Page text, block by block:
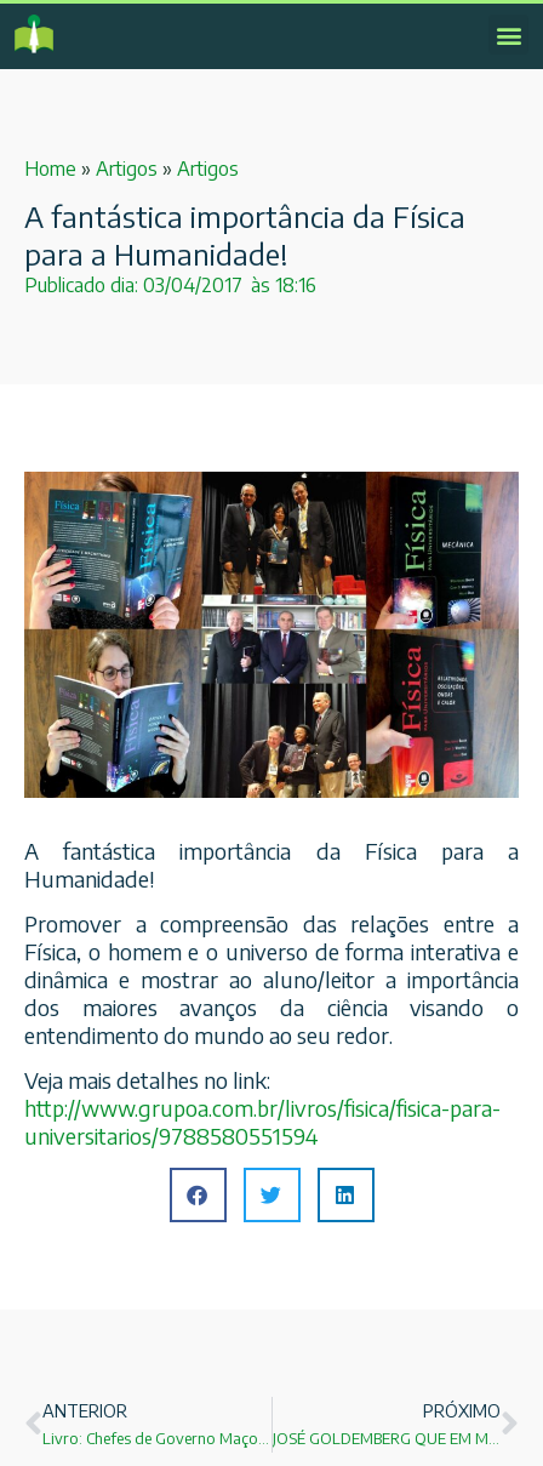
Home » Artigos » Artigos
A fantástica importância da Física
para a Humanidade!
Publicado dia: 03/04/2017 às 18:16
A fantástica importância da Física para a
Humanidade!
Promover a compreensão das relações entre a
Física, o homem e o universo de forma interativa e
dinâmica e mostrar ao aluno/leitor a importância
dos maiores avanços da ciência visando o
entendimento do mundo ao seu redor.
Veja mais detalhes no link:
http://www.grupoa.com.br/livros/fisica/fisica-para-
universitarios/9788580551594
ANTERIOR PRÓXIMO